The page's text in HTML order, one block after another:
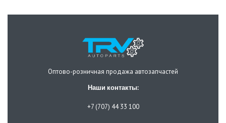
Оптово-розничная продажа автозапчастей
Наши контакты:
+7 (707) 44 33 100